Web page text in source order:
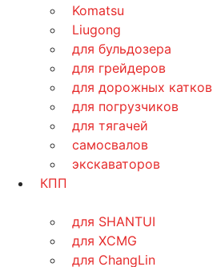
Komatsu
Liugong
для бульдозера
для грейдеров
для дорожных катков
для погрузчиков
для тягачей
самосвалов
экскаваторов
КПП
для SHANTUI
для XCMG
для ChangLin